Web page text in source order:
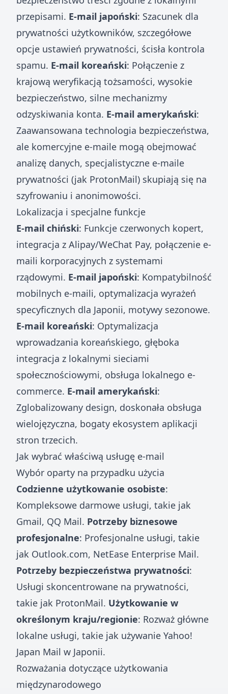
przepisami. E-mail japoński: Szacunek dla
prywatności użytkowników, szczegółowe
opcje ustawień prywatności, ścisła kontrola
spamu. E-mail koreański: Połączenie z
krajową weryfikacją tożsamości, wysokie
bezpieczeństwo, silne mechanizmy
odzyskiwania konta. E-mail amerykański:
Zaawansowana technologia bezpieczeństwa,
ale komercyjne e-maile mogą obejmować
analizę danych, specjalistyczne e-maile
prywatności (jak ProtonMail) skupiają się na
szyfrowaniu i anonimowości.
Lokalizacja i specjalne funkcje
E-mail chiński: Funkcje czerwonych kopert,
integracja z Alipay/WeChat Pay, połączenie e-
maili korporacyjnych z systemami
rządowymi. E-mail japoński: Kompatybilność
mobilnych e-maili, optymalizacja wyrażeń
specyficznych dla Japonii, motywy sezonowe.
E-mail koreański: Optymalizacja
wprowadzania koreańskiego, głęboka
integracja z lokalnymi sieciami
społecznościowymi, obsługa lokalnego e-
commerce. E-mail amerykański:
Zglobalizowany design, doskonała obsługa
wielojęzyczna, bogaty ekosystem aplikacji
stron trzecich.
Jak wybrać właściwą usługę e-mail
Wybór oparty na przypadku użycia
Codzienne użytkowanie osobiste:
Kompleksowe darmowe usługi, takie jak
Gmail, QQ Mail. Potrzeby biznesowe
profesjonalne: Profesjonalne usługi, takie
jak Outlook.com, NetEase Enterprise Mail.
Potrzeby bezpieczeństwa prywatności:
Usługi skoncentrowane na prywatności,
takie jak ProtonMail. Użytkowanie w
określonym kraju/regionie: Rozważ główne
lokalne usługi, takie jak używanie Yahoo!
Japan Mail w Japonii.
Rozważania dotyczące użytkowania
międzynarodowego